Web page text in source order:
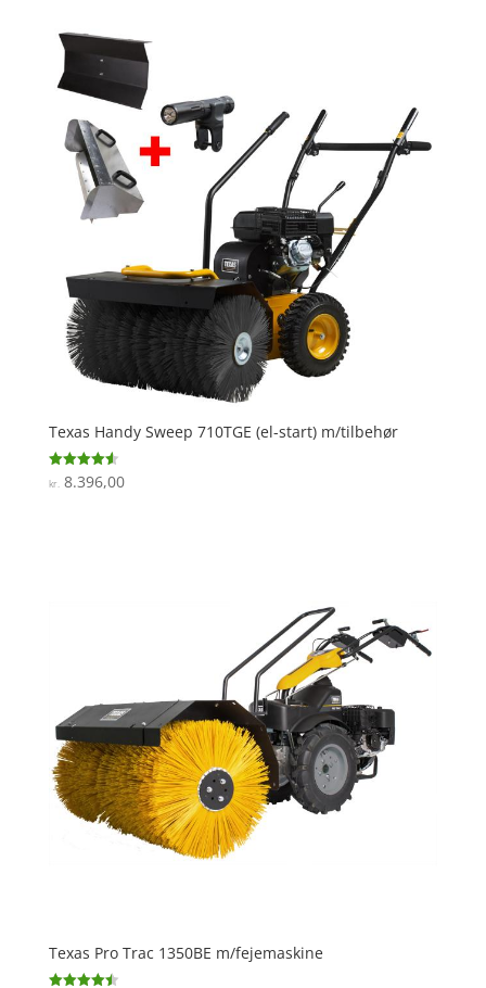
Texas Handy Sweep 710TGE (el-start) m/tilbehør
Vurderet
4.6
kr.8.396,00
Texas Pro Trac 1350BE m/fejemaskine